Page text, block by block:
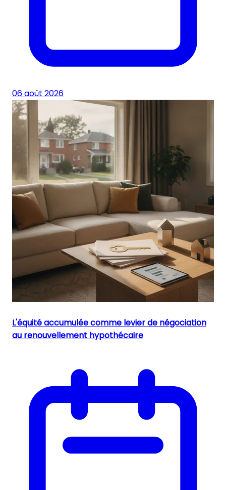
06 août 2026
L'équité accumulée comme levier de négociation
au renouvellement hypothécaire